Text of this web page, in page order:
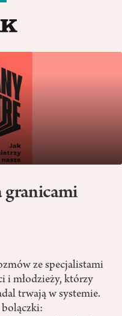
granicami
ze specjalistami
i młodzieży, którzy
trwają w systemie.